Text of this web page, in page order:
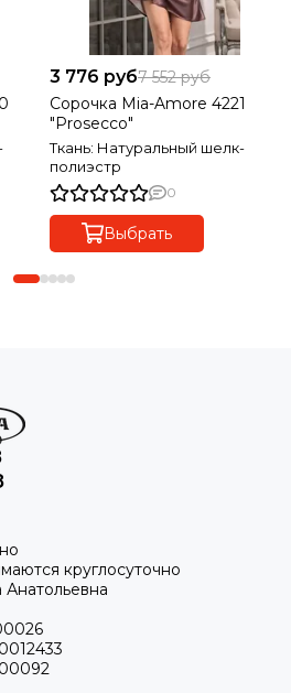
3 776 руб7 552 руб
Сорочка Mia-Amore 4221
"Prosecco"
Ткань: Натуральный шелк-
полиэстр
0
Выбрать
круглосуточно